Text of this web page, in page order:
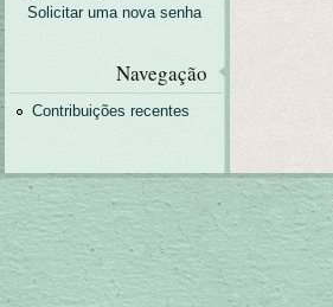
Solicitar uma nova senha
Navegação
Contribuições recentes